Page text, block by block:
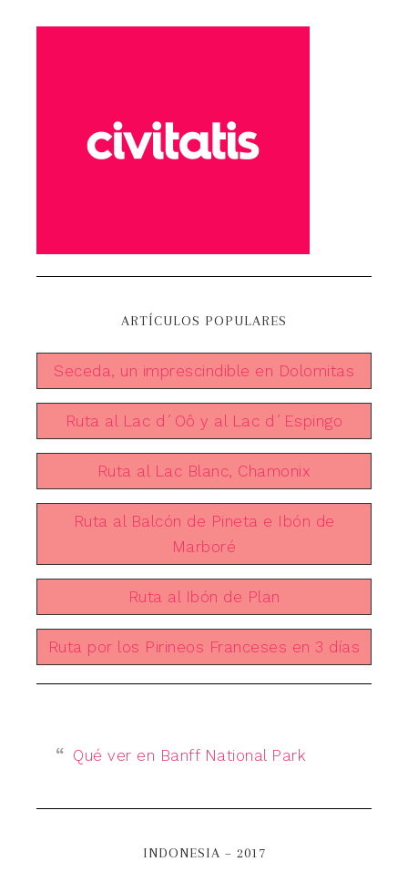
ARTÍCULOS POPULARES
Seceda, un imprescindible en Dolomitas
Ruta al Lac d´Oô y al Lac d´Espingo
Ruta al Lac Blanc, Chamonix
Ruta al Balcón de Pineta e Ibón de
Marboré
Ruta al Ibón de Plan
Ruta por los Pirineos Franceses en 3 días
Qué ver en Banff National Park
INDONESIA – 2017